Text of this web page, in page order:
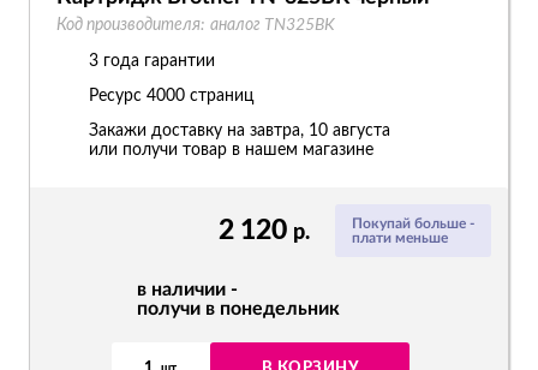
Покупай больше -
плати меньше
2 120 р.
в наличии -
получи в понедельник
Код производителя: аналог TN325BK
3 года гарантии
Ресурс 4000 страниц
Закажи доставку на завтра, 10 августа
или получи товар в нашем магазине